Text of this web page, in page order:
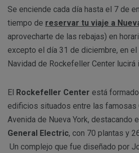
Se enciende cada día hasta el 7 de
tiempo de reservar tu viaje a
aprovecharte de las rebajas) en
excepto el día 31 de diciembre, en el
Navidad de Rockefeller Center lucirá
El Rockefeller Center está
edificios situados entre las famosas
Avenida de Nueva York, destacando
General Electric, con 70 plantas y
Un complejo que fue diseñado por